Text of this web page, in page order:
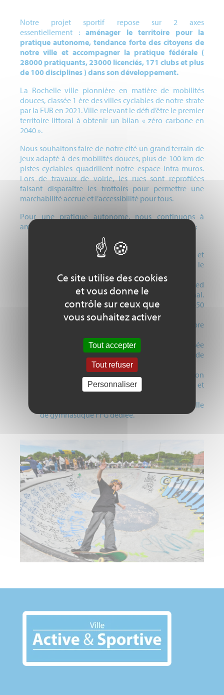
Notre projet sportif repose sur 2 axes
essentiellement : aménager le territoire pour la
pratique autonome, tendance forte des citoyens de
notre ville et accompagner la pratique fédérale (
28000 pratiquants, 23000 licenciés, 171 clubs et plus
de 100 disciplines ) dans son développement.
La Rochelle ville pionnière en matière de mobilités
douces, classée 1 ère des villes cyclables de notre strate
par la FUB en 2021. Ville relevant le défi d’être le premier
territoire littoral à obtenir un bilan « zéro carbone en
2040 ».
Nous souhaitons faire de notre cité un grand terrain de
jeux adapté à des mobilités douces, plus de 100 km de
pistes cyclables quadrillent notre espace intra-muros.
Lors de travaux de voirie, les rues sont reprofilées
faisant disparaître les trottoirs pour permettre une
marchabilité accrue et l’accessibilité pour tous.
Pour une pratique autonome, nous continuons à
aménager nos espaces en équipements de proximité :
Skate park inauguré en septembre 2021.
Réalisation en cours d’une aire de grimpe et
glisse pour les enfants de 3 à 7 ans jouxtant le
skate park.
Aménagement de parcours marche, course à pied
et cyclisme le long du littoral et d’un canal.
Installation d’un skate park couvert de 450
mètres²dans un ancien encan.
Réhabilitation de terrains de tennis en accès libre
Construction d’une base nautique mutualisée
d’un montant de 12 millions d’Euros en cours de
Installation de parcours de courses d’orientation
à demeure dans un parc de quartier prioritaire et
en centre-ville.
Transformation d’un gymnase polyvalent en salle
de gymnastique FFG dédiée.
Ce site utilise des cookies
et vous donne le
contrôle sur ceux que
vous souhaitez activer
Tout accepter
Tout refuser
Personnaliser